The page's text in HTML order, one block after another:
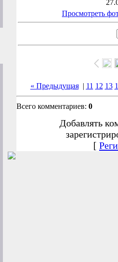
Просмотреть
« Предыдущая| 11 12 13
Всего комментариев: 0
Добавлять
[